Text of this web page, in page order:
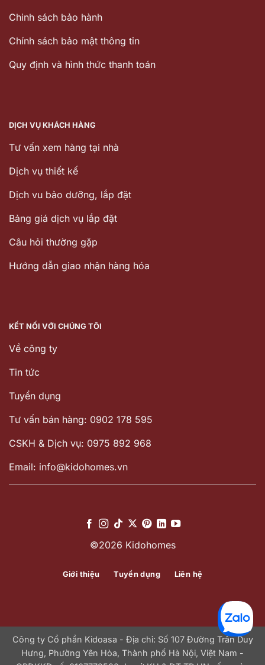
Chinh sách bảo hành
Chính sách bảo mật thông tin
Quy định và hình thức thanh toán
DỊCH VỤ KHÁCH HÀNG
Tư vấn xem hàng tại nhà
Dịch vụ thiết kế
Dịch vu bảo dưỡng, lắp đặt
Bảng giá dịch vụ lắp đặt
Câu hỏi thường gặp
Hướng dẫn giao nhận hàng hóa
KẾT NỐI VỚI CHÚNG TÔI
Về công ty
Tin tức
Tuyển dụng
Tư vấn bán hàng: 0902 178 595
CSKH & Dịch vụ: 0975 892 968
Email: info@kidohomes.vn
©2026 Kidohomes
Giới thiệu Tuyển dụng Liên hệ
Công ty Cổ phần Kidoasa - Địa chỉ: Số 107 Đường Trần Duy
Hưng, Phường Yên Hòa, Thành phố Hà Nội, Việt Nam -